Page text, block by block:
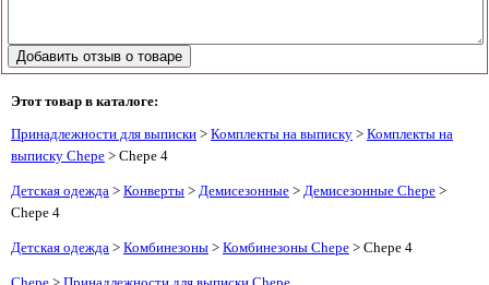
Этот товар в каталоге:
Принадлежности для выписки > Комплекты на выписку > Комплекты на
выписку Chepe > Chepe 4
Детская одежда > Конверты > Демисезонные > Демисезонные Chepe >
Chepe 4
Детская одежда > Комбинезоны > Комбинезоны Chepe > Chepe 4